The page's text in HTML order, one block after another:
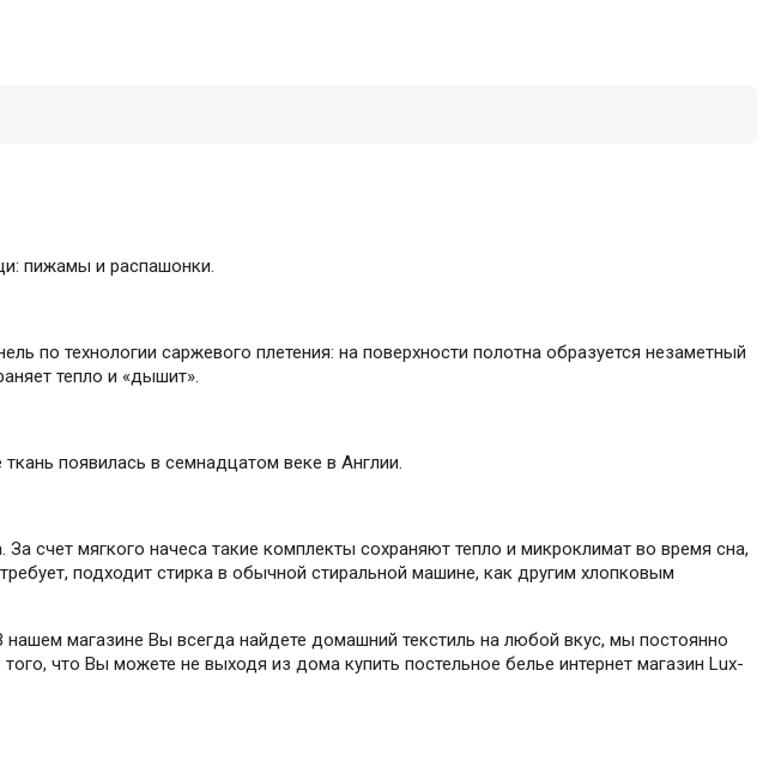
пижамы и распашонки.
по технологии саржевого плетения: на поверхности полотна образуется незаметный
тепло и «дышит».
появилась в семнадцатом веке в Англии.
счет мягкого начеса такие комплекты сохраняют тепло и микроклимат во время сна,
подходит стирка в обычной стиральной машине, как другим хлопковым
магазине Вы всегда найдете домашний текстиль на любой вкус, мы постоянно
что Вы можете не выходя из дома купить постельное белье интернет магазин Lux-